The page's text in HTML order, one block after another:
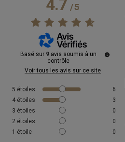
4.7/5
Basé sur 9 avis soumis à un
contrôle
Voir tous les avis sur ce site
5 étoiles
6
4 étoiles
3
3 étoiles
0
2 étoiles
0
1 étoile 0